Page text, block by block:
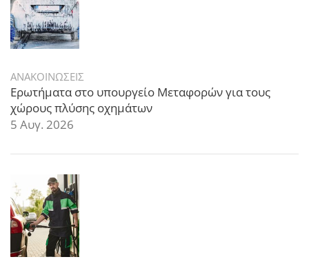
ΑΝΑΚΟΙΝΩΣΕΙΣ
Ερωτήματα στο υπουργείο Μεταφορών για τους
χώρους πλύσης οχημάτων
5 Αυγ. 2026